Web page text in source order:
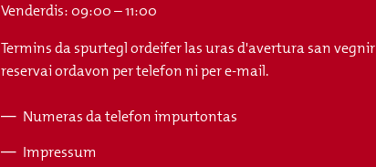
Venderdis: 09:00 – 11:00
Termins da spurtegl ordeifer las uras d'avertura san vegnir
reservai ordavon per telefon ni per e-mail.
Numeras da telefon impurtontas
Impressum